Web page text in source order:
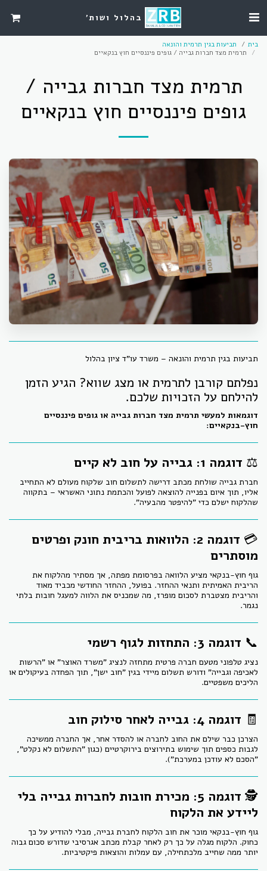
בהלול ושות'
בית
תביעות בגין תרמית והונאה
תרמית מצד חברות גבייה / גופים פיננסיים חוץ בנקאיים
תרמית מצד חברות גבייה /
גופים פיננסיים חוץ בנקאיים
תביעות בגין תרמית והונאה – משרד עו"ד ציון בהלול
נפלתם קורבן לתרמית או מצג שווא? הגיע הזמן
להילחם על הזכויות שלכם.
דוגמאות למעשי תרמית מצד חברות גבייה או גופים פיננסיים
חוץ-בנקאיים:
⚖️ דוגמה 1: גבייה על חוב לא קיים
חברת גבייה שולחת מכתב דרישה לתשלום חוב שלקוח מעולם לא התחייב
אליו, תוך איום בפנייה להוצאה לפועל והכתמת נתוני האשראי – בתקווה
שהלקוח ישלם כדי "להיפטר מהבעיה".
💳
דוגמה 2: הלוואות בריבית חונק ופרטים
מוסתרים
גוף חוץ-בנקאי מציע הלוואה בפרסומת מפתה, אך מסתיר מהלקוח את
הריבית האמיתית ותנאי ההחזר. בפועל, ההחזר החודשי מכביד מאוד
והריבית מצטברת לסכום מופרז, מה שמכניס את הלווה למעגל חובות בלתי
נגמר.
📞 דוגמה 3: התחזות לגוף רשמי
נציג טלפוני מטעם חברה פרטית מתחזה לנציג "משרד האוצר" או "הרשות
לאכיפה וגבייה" ודורש תשלום מיידי בגין "חוב ישן", תוך הפחדה בעיקולים או
הליכים משפטיים.
🧾 דוגמה 4: גבייה לאחר סילוק חוב
הצרכן כבר שילם את החוב לחברה או להסדר אחר, אך החברה ממשיכה
לגבות כספים תוך שימוש בתירוצים בירוקרטיים (כגון "התשלום לא נקלט",
"הסכם לא עודכן במערכת").
🕵️
דוגמה 5: מכירת חובות לחברות גבייה בלי
ליידע את הלקוח
גוף חוץ-בנקאי מוכר את חוב הלקוח לחברת גבייה, מבלי להודיע על כך
כחוק. הלקוח מגלה על כך רק לאחר קבלת מכתב אגרסיבי שדורש סכום גבוה
יותר ממה שחייב מלכתחילה, עם עמלות והוצאות פיקטיביות.